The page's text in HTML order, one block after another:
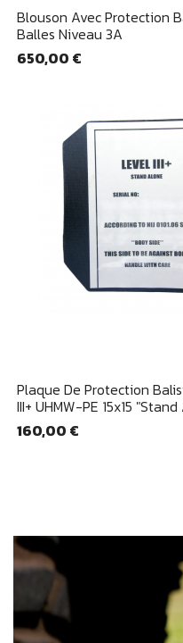
Aperçu
Blouson Avec Protection
Balles Niveau 3A
650,00 €
Aperçu
Plaque De Protection
III+ UHMW-PE 15x15
160,00 €